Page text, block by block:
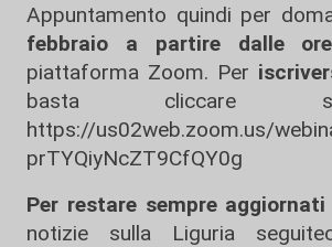
Appuntamento quindi per
febbraio a partire dalle
piattaforma Zoom. Per
basta cliccare
https://us02web.zoom.us/
prTYQiyNcZT9CfQY0g
Per restare sempre aggiornati
notizie sulla Liguria